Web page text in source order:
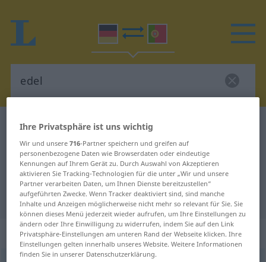
Deutsch-Portugiesisch Wörterbuch
Deutsch-Portugiesisch
Übersetzung für "edel"
"edel" Portugiesisch Übersetzung
„edel“
Ihre Privatsphäre ist uns wichtig
Wir und unsere716-Partner speichern und greifen auf
personenbezogene Daten wie Browserdaten oder eindeutige
Kennungen auf Ihrem Gerät zu. Durch Auswahl von Akzeptieren
aktivieren Sie Tracking-Technologien für die unter „Wir und unsere
Partner verarbeiten Daten, um Ihnen Dienste bereitzustellen“
aufgeführten Zwecke. Wenn Tracker deaktiviert sind, sind manche
Inhalte und Anzeigen möglicherweise nicht mehr so relevant für Sie. Sie
können dieses Menü jederzeit wieder aufrufen, um Ihre Einstellungen zu
ändern oder Ihre Einwilligung zu widerrufen, indem Sie auf den Link
Privatsphäre-Einstellungen am unteren Rand der Webseite klicken. Ihre
Einstellungen gelten innerhalb unseres Website. Weitere Informationen
finden Sie in unserer Datenschutzerklärung.